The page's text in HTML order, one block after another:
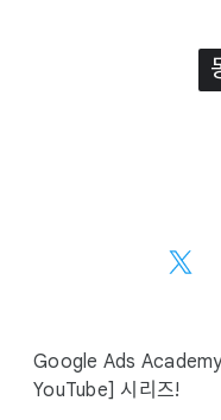
l
M
Google Ads
YouTube] 시리즈!